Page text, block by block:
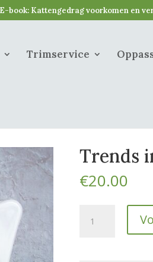
book: Kattengedrag voorkomen en
Trimservice
Trends
€20.00